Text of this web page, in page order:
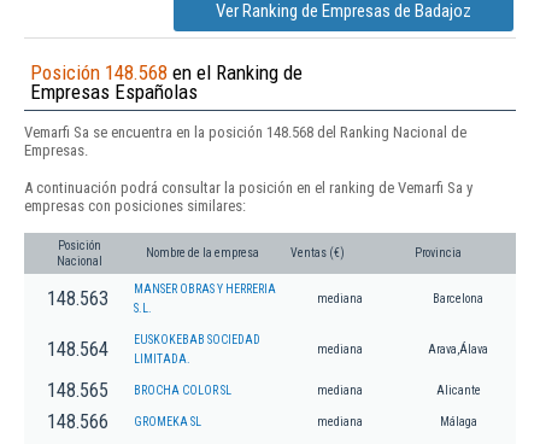
Ver Ranking de Empresas de Badajoz
Posición 148.568 en el Ranking de
Empresas Españolas
Vemarfi Sa se encuentra en la posición 148.568 del Ranking Nacional de
Empresas.
A continuación podrá consultar la posición en el ranking de Vemarfi Sa y
empresas con posiciones similares:
Posición
Nacional
Nombre de la empresa Ventas (€) Provincia
148.563
MANSER OBRAS Y HERRERIA
S.L.
mediana Barcelona
148.564
EUSKOKEBAB SOCIEDAD
LIMITADA.
mediana Arava,Álava
148.565 BROCHA COLOR SL mediana Alicante
148.566 GROMEKA SL mediana Málaga